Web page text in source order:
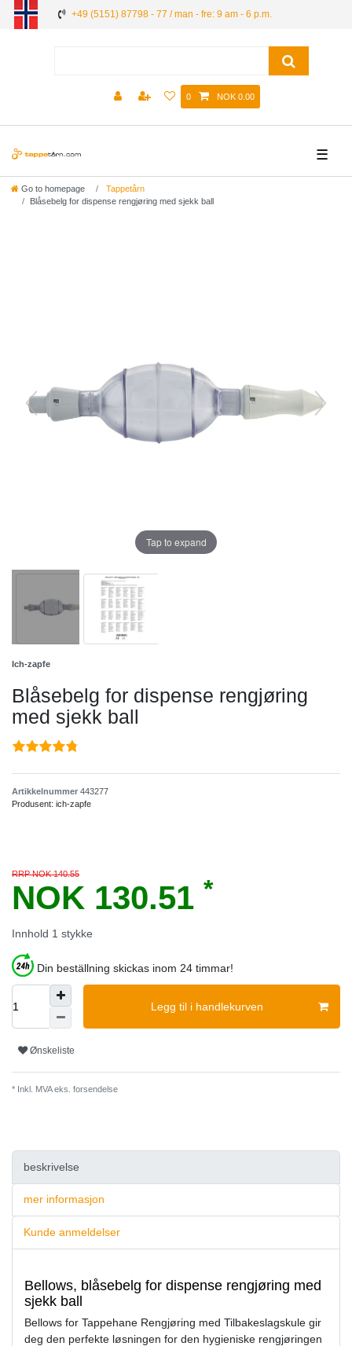
+49 (5151) 87798 - 77 / man - fre: 9 am - 6 p.m.
0 NOK 0.00
☰
Go to homepage
Tappetårn
Blåsebelg for dispense rengjøring med sjekk ball
Tap to expand
Ich-zapfe
Blåsebelg for dispense rengjøring
med sjekk ball
Artikkelnummer 443277
Produsent: ich-zapfe
RRP NOK 140.55
NOK 130.51 *
Innhold 1 stykke
Din beställning skickas inom 24 timmar!
Legg til i handlekurven
Ønskeliste
* Inkl. MVA eks. forsendelse
beskrivelse
mer informasjon
Kunde anmeldelser
Bellows, blåsebelg for dispense rengjøring med
sjekk ball
Bellows for Tappehane Rengjøring med Tilbakeslagskule gir
deg den perfekte løsningen for den hygieniske rengjøringen